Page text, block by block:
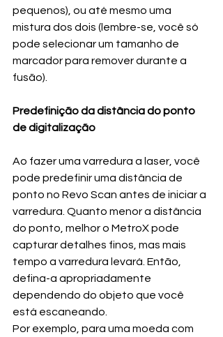
pequenos), ou até mesmo uma
mistura dos dois (lembre-se, você só
pode selecionar um tamanho de
marcador para remover durante a
fusão).
Predefinição da distância do ponto
de digitalização
Ao fazer uma varredura a laser, você
pode predefinir uma distância de
ponto no Revo Scan antes de iniciar a
varredura. Quanto menor a distância
do ponto, melhor o MetroX pode
capturar detalhes finos, mas mais
tempo a varredura levará. Então,
defina-a apropriadamente
dependendo do objeto que você
está escaneando.
Por exemplo, para uma moeda com